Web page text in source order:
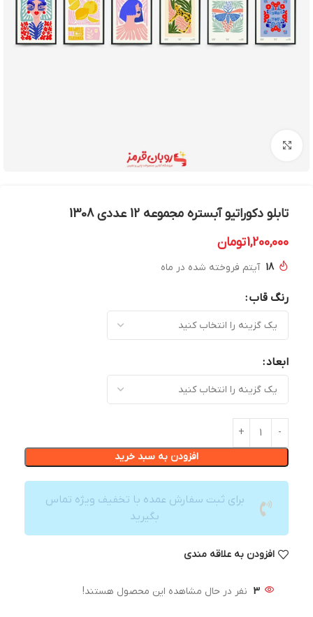
تابلو دکوراتیو آبستره مجموعه 12 عددی 1308
1,200,000تومان
18 آیتم فروخته شده در ماه
رنگ قاب
ابعاد
افزودن به سبد خرید
برای ثبت سفارش عمده با تخفیف ویژه تماس
بگیرید
افزودن به علاقه مندی
3 نفر در حال مشاهده این محصول هستند!